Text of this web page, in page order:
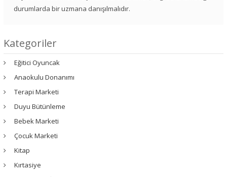
durumlarda bir uzmana danışılmalıdır.
Kategoriler
Eğitici Oyuncak
Anaokulu Donanımı
Terapi Marketi
Duyu Bütünleme
Bebek Marketi
Çocuk Marketi
Kitap
Kırtasiye